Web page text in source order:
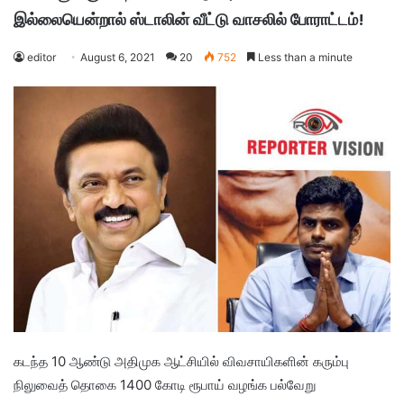
இல்லையென்றால் ஸ்டாலின் வீட்டு வாசலில் போராட்டம்!
editor August 6, 2021 20 752 Less than a minute
கடந்த 10 ஆண்டு அதிமுக ஆட்சியில் விவசாயிகளின் கரும்பு
நிலுவைத் தொகை 1400 கோடி ரூபாய் வழங்க பல்வேறு